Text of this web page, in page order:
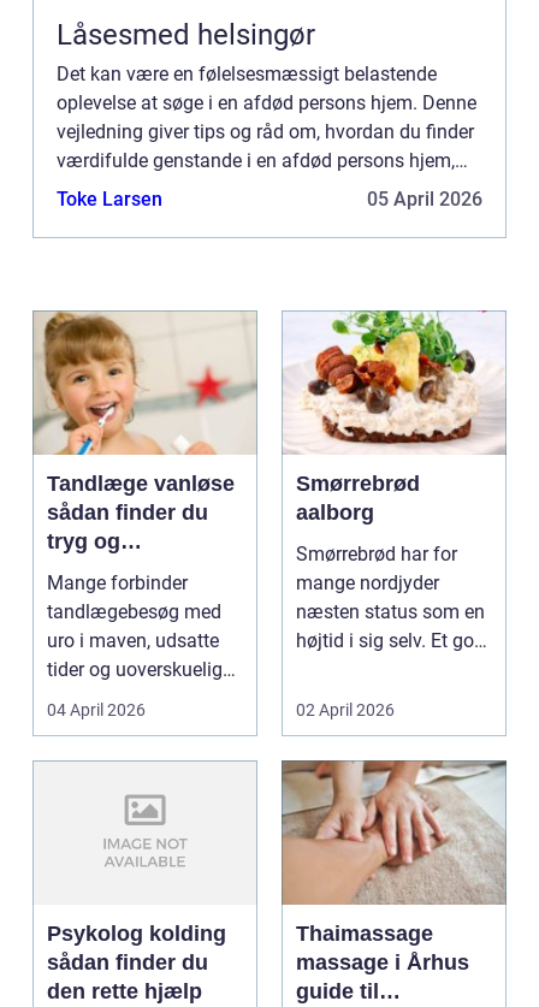
Låsesmed helsingør
Det kan være en følelsesmæssigt belastende
oplevelse at søge i en afdød persons hjem. Denne
vejledning giver tips og råd om, hvordan du finder
værdifulde genstande i en afdød persons hjem,
som du måske ønsker at beholde af sentimentale
Toke Larsen 05 April 2026
Tandlæge vanløse
sådan finder du
tryg og
professionel
tandpleje
Mange forbinder
tandlægebesøg med
uro i maven, udsatte
tider og uoverskuelige
priser. Samtidig ved
04 April 2026
Smørrebrød
aalborg
Smørrebrød har for
mange nordjyder
næsten status som en
højtid i sig selv. Et godt
02 April 2026
Psykolog kolding
sådan finder du
den rette hjælp
Thaimassage
massage i Århus
guide til